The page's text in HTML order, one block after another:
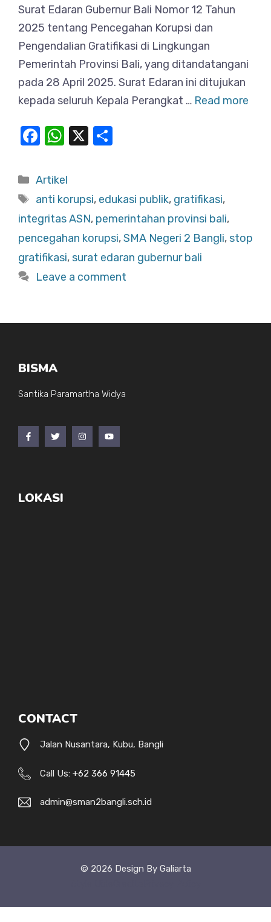
Surat Edaran Gubernur Bali Nomor 12 Tahun
2025 tentang Pencegahan Korupsi dan
Pengendalian Gratifikasi di Lingkungan
Pemerintah Provinsi Bali, yang ditandatangani
pada 28 April 2025. Surat Edaran ini ditujukan
kepada seluruh Kepala Perangkat … Read more
F
c
e
b
o
o
k
W
at
s
A
p
p
X
e
Categories
Artikel
Tags
anti korupsi, edukasi publik, gratifikasi,
integritas ASN, pemerintahan provinsi bali,
pencegahan korupsi,SMA Negeri 2 Bangli,stop
gratifikasi,surat edaran gubernur bali
Leave a comment
BISMA
Santika Paramartha Widya
LOKASI
CONTACT
Jalan Nusantara, Kubu, Bangli
Call Us: +62 366 91445
admin@sman2bangli.sch.id
© 2026 Design By Galiarta